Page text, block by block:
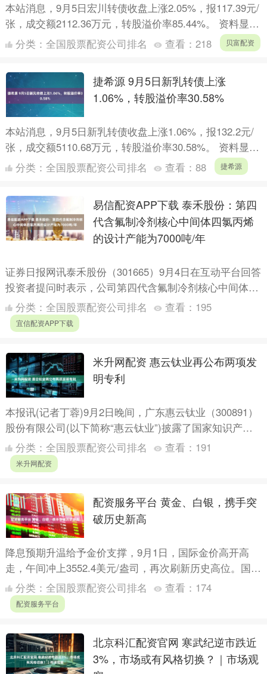
本站消息，9月5日宏川转债收盘上涨2.05%，报117.39元/
张，成交额2112.36万元，转股溢价率85.44%。 资料显
示，宏川转债信用级别为“AA-”，....
分类： 全国股票配资公司排名 查看： 218 贝富配资
捷希源 9月5日新乳转债上涨
1.06%，转股溢价率30.58%
本站消息，9月5日新乳转债收盘上涨1.06%，报132.2元/
张，成交额5110.68万元，转股溢价率30.58%。 资料显
示，新乳转债信用级别为“AA”，债券....
分类： 全国股票配资公司排名 查看： 88 捷希源
易信配资APP下载 泰禾股份：第四
代含氟制冷剂核心中间体四氯丙烯
的设计产能为7000吨/年
证券日报网讯泰禾股份（301665）9月4日在互动平台回答
投资者提问时表示，公司第四代含氟制冷剂核心中间体四
氯丙烯的设计产能为7000吨/年，该产品的市场占有率....
分类： 全国股票配资公司排名 查看： 195
宜信配资APP下载
米升网配资 惠云钛业再公布两项发
明专利
本报讯(记者丁蓉)9月2日晚间，广东惠云钛业（300891）
股份有限公司(以下简称“惠云钛业”)披露了国家知识产权
局颁发的2项发明专利。其中一项为“一种印刷油墨....
分类： 全国股票配资公司排名 查看： 191
米升网配资
配资服务平台 黄金、白银，携手突
破历史新高
降息预期升温给予金价支撑，9月1日，国际金价高开高
走，午间冲上3552.4美元/盎司，再次刷新历史高位。国内
期货市场上，沪金主力合约2510跟随大涨，盘中突破8....
分类： 全国股票配资公司排名 查看： 174
配资服务平台
北京科汇配资官网 寒武纪逆市跌近
3%，市场或有风格切换？｜市场观